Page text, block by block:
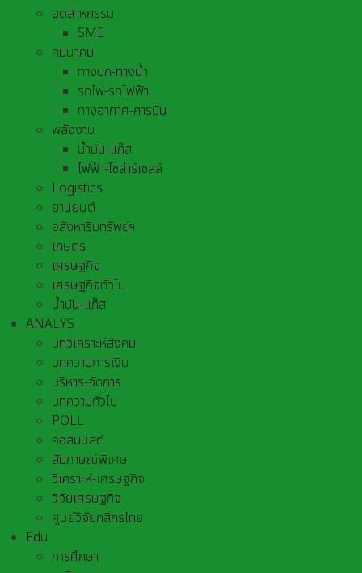
อุตสาหกรรม
SME
คมนาคม
ทางบก-ทางน้ำ
รถไฟ-รถไฟฟ้า
ทางอากาศ-การบิน
พลังงาน
น้ำมัน-แก๊ส
ไฟฟ้า-โซล่าร์เซลล์
Logistics
ยานยนต์
อสังหาริมทรัพย์ฯ
เกษตร
เศรษฐกิจ
เศรษฐกิจทั่วไป
น้ำมัน-แก๊ส
ANALYS
บทวิเคราะห์สังคม
บทความการเงิน
บริหาร-จัดการ
บทความทั่วไป
POLL
คอลัมนิสต์
สัมภาษณ์พิเศษ
วิเคราะห์-เศรษฐกิจ
วิจัยเศรษฐกิจ
ศูนย์วิจัยกสิกรไทย
Edu
การศึกษา